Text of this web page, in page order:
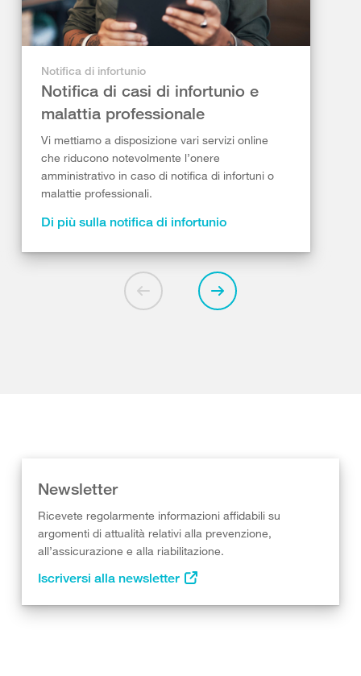
Notifica di infortunio
Notifica di casi di infortunio e
malattia professionale
Vi mettiamo a disposizione vari servizi online
che riducono notevolmente l’onere
amministrativo in caso di notifica di infortuni o
malattie professionali.
Di più sulla notifica di infortunio
Newsletter
Ricevete regolarmente informazioni affidabili su
argomenti di attualità relativi alla prevenzione,
all’assicurazione e alla riabilitazione.
Iscriversi alla newsletter